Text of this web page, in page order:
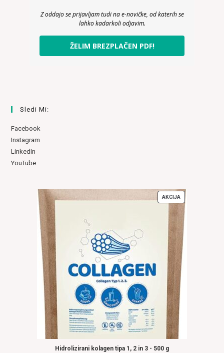
Z oddajo se prijavljam tudi na e-novičke, od katerih se
lahko kadarkoli odjavim.
ŽELIM BREZPLAČEN PDF!
Sledi Mi:
Facebook
Instagram
LinkedIn
YouTube
AKCIJAIZDELKI
V
AKCIJI
Hidrolizirani kolagen tipa 1, 2 in 3 - 500 g